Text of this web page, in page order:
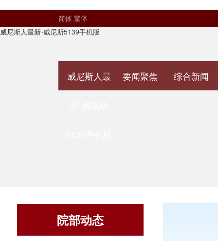
简体 繁体
威尼斯人最新-威尼斯5139手机版
威尼斯人最 要闻聚焦 综合新闻
院部动态